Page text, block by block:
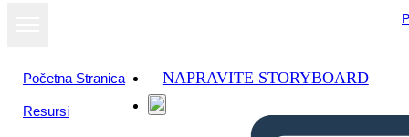
Početna Stranica
Resursi
NAPRAVITE STORYBOARD